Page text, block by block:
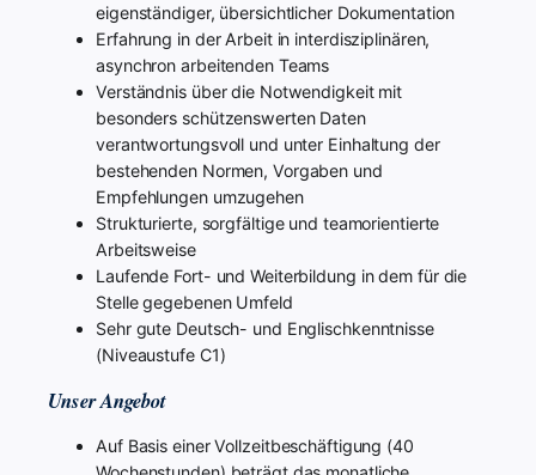
eigenständiger, übersichtlicher Dokumentation
Erfahrung in der Arbeit in interdisziplinären,
asynchron arbeitenden Teams
Verständnis über die Notwendigkeit mit
besonders schützenswerten Daten
verantwortungsvoll und unter Einhaltung der
bestehenden Normen, Vorgaben und
Empfehlungen umzugehen
Strukturierte, sorgfältige und teamorientierte
Arbeitsweise
Laufende Fort- und Weiterbildung in dem für die
Stelle gegebenen Umfeld
Sehr gute Deutsch- und Englischkenntnisse
(Niveaustufe C1)
Unser Angebot
Auf Basis einer Vollzeitbeschäftigung (40